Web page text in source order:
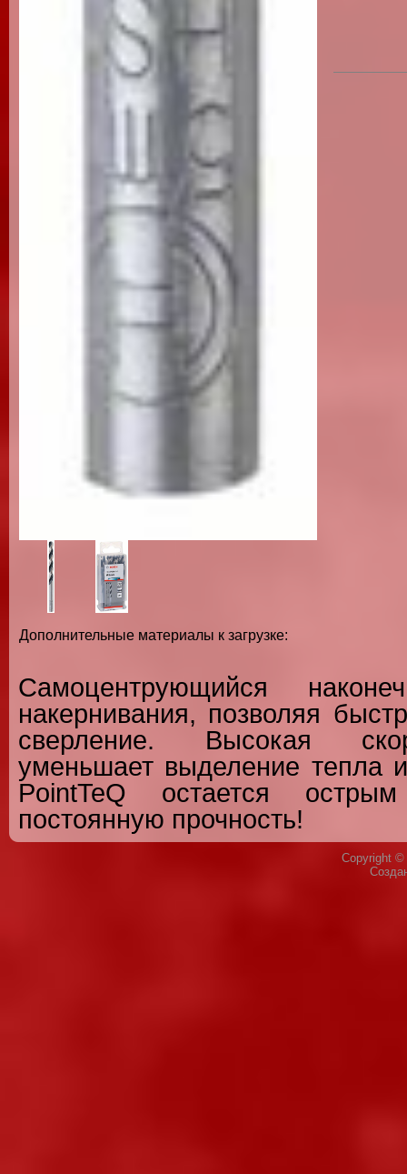
Дополнительные материалы к загрузке:
Самоцентрующийся
накернивания, позволяя
сверление. Высокая
уменьшает выделение тепла
PointTeQ остается
постоянную прочность!
Copyright